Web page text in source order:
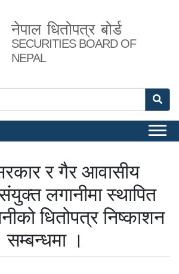
नेपाल धितोपत्र बोर्ड
SECURITIES BOARD OF
NEPAL
र गैर आवासीय
लगानीमा स्थापित
धितोपत्र निष्काशन
सम्बन्धमा ।